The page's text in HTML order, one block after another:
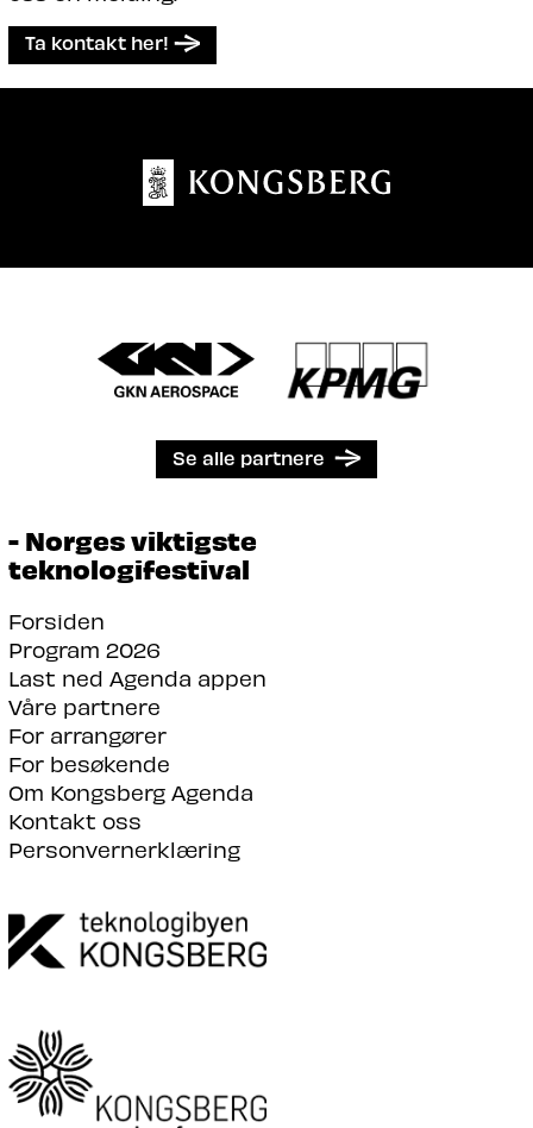
Ta kontakt her!
Se alle partnere
- Norges viktigste
teknologifestival
Forsiden
Program 2026
Last ned Agenda appen
Våre partnere
For arrangører
For besøkende
Om Kongsberg Agenda
Kontakt oss
Personvernerklæring